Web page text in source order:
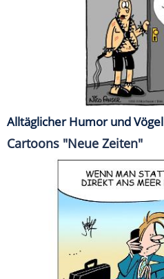
Alltäglicher Humor und Vögel
Cartoons "Neue Zeiten"